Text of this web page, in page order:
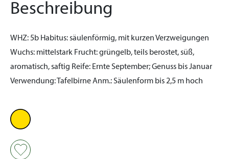
Beschreibung
WHZ:5b Habitus:säulenförmig, mit kurzen Verzweigungen
Wuchs: mittelstark Frucht:grüngelb, teils berostet, süß,
aromatisch, saftig Reife: Ernte September; Genuss bis Januar
Verwendung: TafelbirneAnm.:Säulenform bis 2,5 m hoch